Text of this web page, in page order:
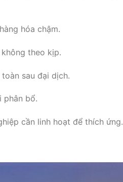
hóa chậm.
theo kịp.
sau đại dịch.
phân bổ.
cần linh hoạt để thích ứng.